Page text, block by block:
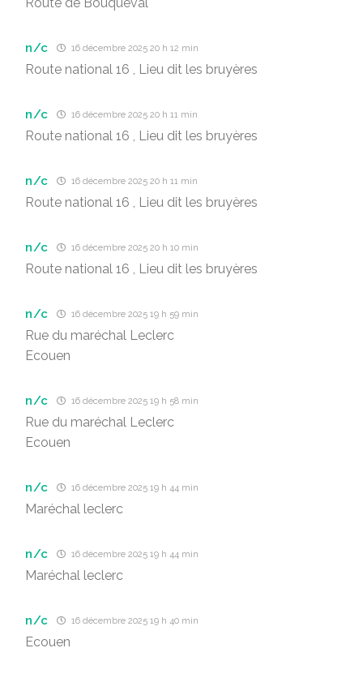
n/c 16 décembre 2025 20 h 12 min
Route national 16 , Lieu dit les bruyères
n/c 16 décembre 2025 20 h 11 min
Route national 16 , Lieu dit les bruyères
n/c 16 décembre 2025 20 h 11 min
Route national 16 , Lieu dit les bruyères
n/c 16 décembre 2025 20 h 10 min
Route national 16 , Lieu dit les bruyères
n/c 16 décembre 2025 19 h 59 min
Rue du maréchal Leclerc
Ecouen
n/c 16 décembre 2025 19 h 58 min
Rue du maréchal Leclerc
Ecouen
n/c 16 décembre 2025 19 h 44 min
Maréchal leclerc
n/c 16 décembre 2025 19 h 44 min
Maréchal leclerc
n/c 16 décembre 2025 19 h 40 min
Ecouen